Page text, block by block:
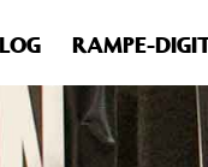
ist seit Version
RAMPE-